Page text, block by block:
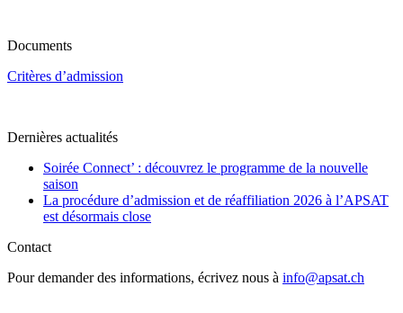
Documents
Critères d’admission
Dernières actualités
Soirée Connect’ : découvrez le programme de la nouvelle
saison
La procédure d’admission et de réaffiliation 2026 à l’APSAT
est désormais close
Contact
Pour demander des informations, écrivez nous à info@apsat.ch